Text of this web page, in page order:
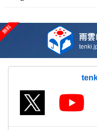
雨雲